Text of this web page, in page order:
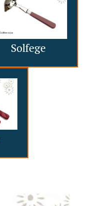
Solfege